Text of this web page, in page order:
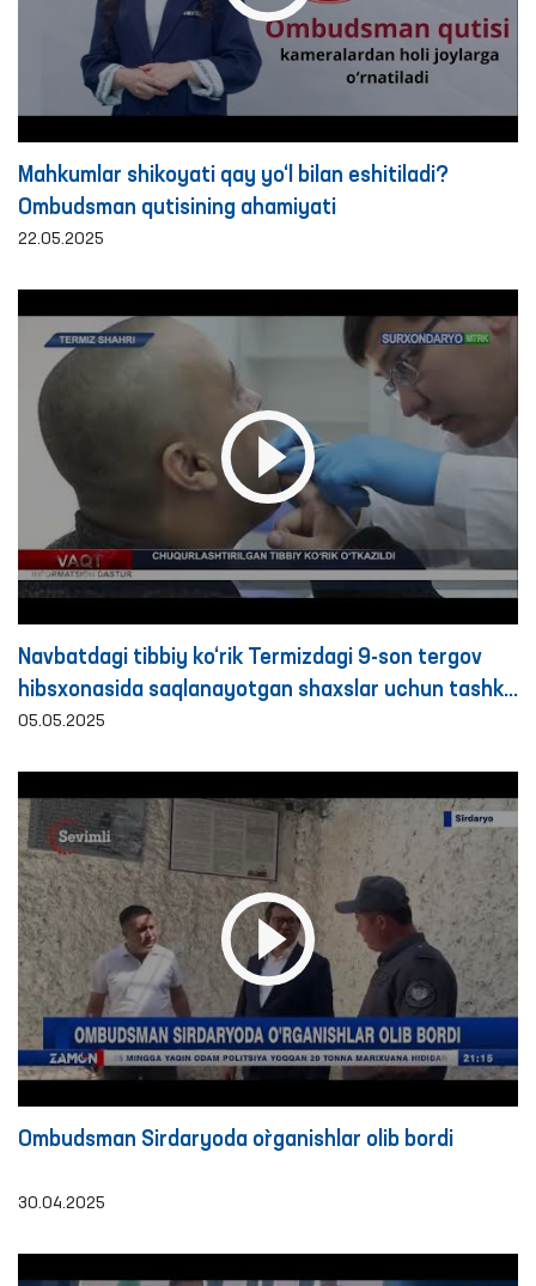
Mahkumlar shikoyati qay yo‘l bilan eshitiladi?
Ombudsman qutisining ahamiyati
22.05.2025
Navbatdagi tibbiy ko‘rik Termizdagi 9-son tergov
hibsxonasida saqlanayotgan shaxslar uchun tashkil
etildi
05.05.2025
Ombudsman Sirdaryoda o`rganishlar olib bordi
30.04.2025